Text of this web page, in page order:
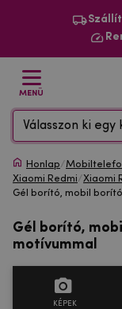
MENÜ
Válasszon ki
Honlap/
Xiaomi Redmi/Xiaomi
Gél borító, mobil
Gél borító,
motívummal
KÉPEK